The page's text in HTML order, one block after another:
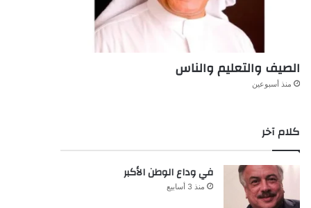
الصيف والتعليم والناس
منذ أسبوعين
كلام آخر
في وداع الوطن الأكبر
منذ 3 أسابيع